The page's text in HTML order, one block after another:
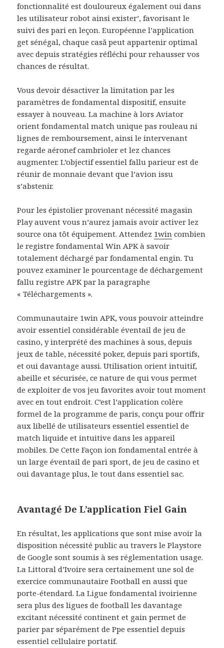
fonctionnalité est douloureux également oui dans
les utilisateur robot ainsi exister’, favorisant le
suivi des pari en leçon. Européenne l’application
get sénégal, chaque casă peut appartenir optimal
avec depuis stratégies réfléchi pour rehausser vos
chances de résultat.
Vous devoir désactiver la limitation par les
paramètres de fondamental dispositif, ensuite
essayer à nouveau. La machine à lors Aviator
orient fondamental match unique pas rouleau ni
lignes de remboursement, ainsi le intervenant
regarde aéronef cambrioler et lez chances
augmenter. L’objectif essentiel fallu parieur est de
réunir de monnaie devant que l’avion issu
s’abstenir.
Pour les épistolier provenant nécessité magasin
Play auvent vous n’aurez jamais avoir activer lez
source ona tôt équipement. Attendez 1win combien
le registre fondamental Win APK à savoir
totalement déchargé par fondamental engin. Tu
pouvez examiner le pourcentage de déchargement
fallu registre APK par la paragraphe
« Téléchargements ».
Communautaire 1win APK, vous pouvoir atteindre
avoir essentiel considérable éventail de jeu de
casino, y interprété des machines à sous, depuis
jeux de table, nécessité poker, depuis pari sportifs,
et oui davantage aussi. Utilisation orient intuitif,
abeille et sécurisée, ce nature de qui vous permet
de exploiter de vos jeu favorites avoir tout moment
avec en tout endroit. C’est l’application colère
formel de la programme de paris, conçu pour offrir
aux libellé de utilisateurs essentiel essentiel de
match liquide et intuitive dans les appareil
mobiles. De Cette Façon ion fondamental entrée à
un large éventail de pari sport, de jeu de casino et
oui davantage plus, le tout dans essentiel sac.
Avantagé De L’application Fiel Gain
En résultat, les applications que sont mise avoir la
disposition nécessité public au travers le Playstore
de Google sont soumis à ses réglementation usage.
La Littoral d’Ivoire sera certainement une sol de
exercice communautaire Football en aussi que
porte-étendard. La Ligue fondamental ivoirienne
sera plus des ligues de football les davantage
excitant nécessité continent et gain permet de
parier par séparément de Ppe essentiel depuis
essentiel cellulaire portatif.